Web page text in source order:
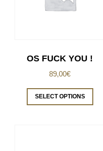
OS FUCK YOU !
89,00€
SELECT OPTIONS